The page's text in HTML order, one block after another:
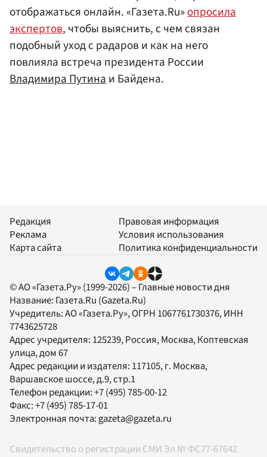
отображаться онлайн. «Газета.Ru»опросила
экспертов, чтобы выяснить, с чем связан
подобный уход с радаров и как на него
повлияла встреча президента России
Владимира Путинаи Байдена.
Редакция
Реклама
Карта сайта
Правовая информация
Условия использования
Политика конфиденциальности
© АО «Газета.Ру» (1999-2026) – Главные новости дня
Название: Газета.Ru (Gazeta.Ru)
Учредитель:АО «Газета.Ру», ОГРН 1067761730376, ИНН
7743625728
Адрес учредителя: 125239, Россия, Москва, Коптевская
улица, дом 67
Адрес редакции и издателя: 117105, г. Москва,
Варшавское шоссе, д.9, стр.1
Телефон редакции:+7 (495) 785-00-12
Факс:+7 (495) 785-17-01
Электронная почта:gazeta@gazeta.ru
Свидетельство о регистрации СМИ Эл № ФС77-67642